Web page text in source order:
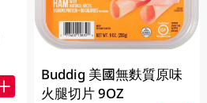
Buddig 美國無麩質原味
火腿切片 9OZ